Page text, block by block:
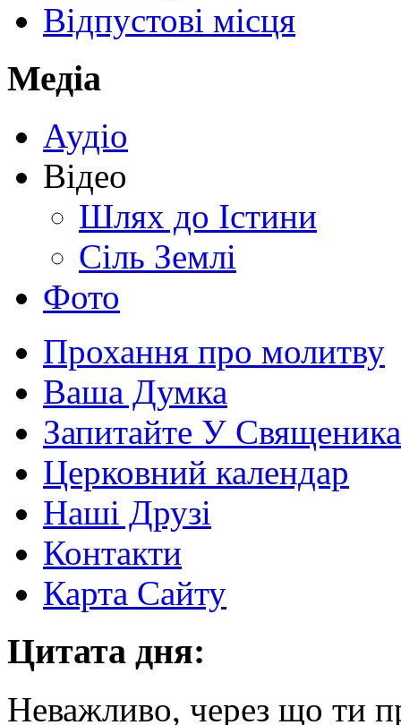
Відпустові місця
Медіа
Аудіо
Відео
Шлях до Істини
Сіль Землі
Фото
Прохання про молитву
Ваша Думка
Запитайте У Священика
Церковний календар
Наші Друзі
Контакти
Карта Сайту
Цитата дня:
Неважливо, через що ти